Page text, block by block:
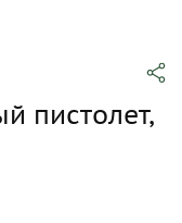
пистолет,